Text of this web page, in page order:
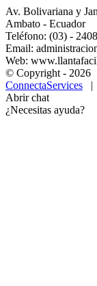
Av. Bolivariana y
Ambato - Ecuador
Teléfono: (03) -
Email:
Web:
© Copyright - 2026
ConnectaServices |
Abrir chat
¿Necesitas ayuda?